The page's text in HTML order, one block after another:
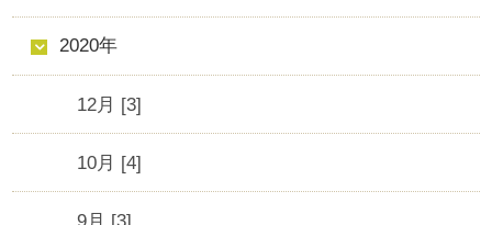
2020年
12月 [3]
10月 [4]
9月 [3]